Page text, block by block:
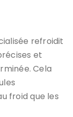
refroidit
et
Cela
froid que les